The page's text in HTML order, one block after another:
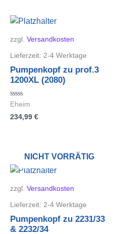
zzgl. Versandkosten
Lieferzeit: 2-4 Werktage
Pumpenkopf zu prof.3
1200XL (2080)
Bewertet
0
Eheim
234,99 €
NICHT VORRÄTIG
zzgl. Versandkosten
Lieferzeit: 2-4 Werktage
Pumpenkopf zu 2231/33
& 2232/34